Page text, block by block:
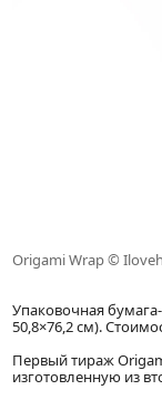
Origami Wrap ©
Упаковочная
50,8×76,2 см).
Первый тираж
изготовленную из